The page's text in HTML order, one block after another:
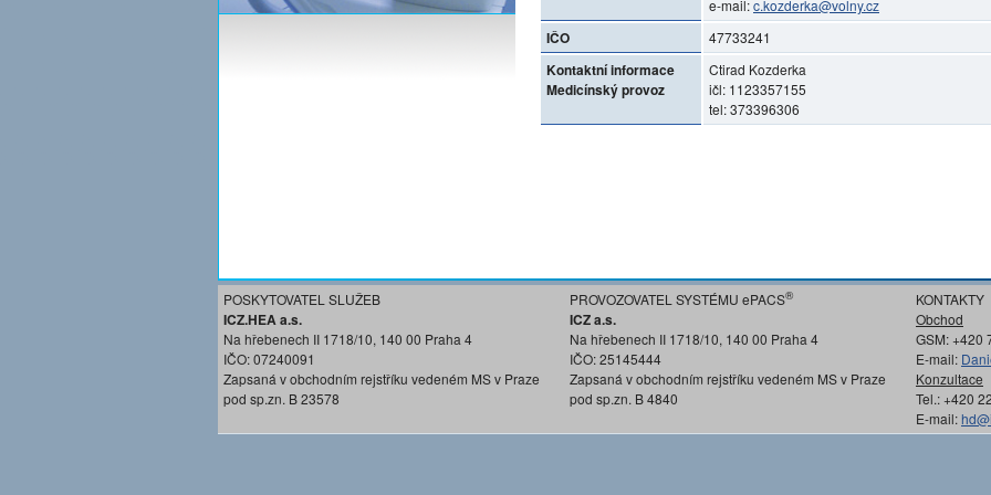
e-mail:c.kozderka@volny.cz
IČO 47733241
Kontaktní informace
Medicínský provoz
Ctirad Kozderka
ičl: 1123357155
tel: 373396306
POSKYTOVATEL SLUŽEB
ICZ.HEA a.s.
Na hřebenech II 1718/10, 140 00 Praha 4
IČO: 07240091
Zapsaná v obchodním rejstříku vedeném MS v Praze
pod sp.zn. B 23578
PROVOZOVATEL SYSTÉMU ePACS®
ICZ a.s.
Na hřebenech II 1718/10, 140 00 Praha 4
IČO: 25145444
Zapsaná v obchodním rejstříku vedeném MS v Praze
pod sp.zn. B 4840
KONTAKTY
Obchod
GSM: +420
E-mail:
Konzultace
Tel.: +420
E-mail: